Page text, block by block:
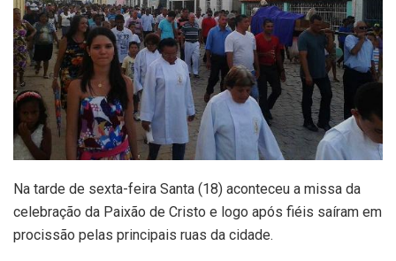
Na tarde de sexta-feira Santa (18) aconteceu a missa da
celebração da Paixão de Cristo e logo após fiéis saíram em
procissão pelas principais ruas da cidade.